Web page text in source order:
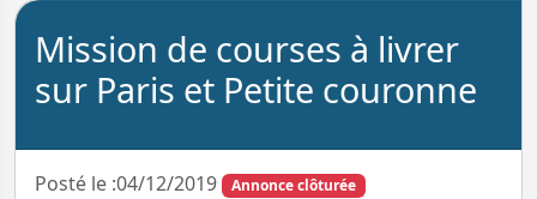
Mission de courses à livrer
sur Paris et Petite couronne
Posté le :04/12/2019 Annonce clôturée